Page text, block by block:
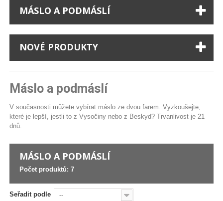
MÁSLO A PODMÁSLÍ
NOVÉ PRODUKTY
Máslo a podmáslí
V současnosti můžete vybírat máslo ze dvou farem. Vyzkoušejte,
které je lepší, jestli to z Vysočiny nebo z Beskyd? Trvanlivost je 21
dnů.
MÁSLO A PODMÁSLÍ
Počet produktů: 7
Seřadit podle --